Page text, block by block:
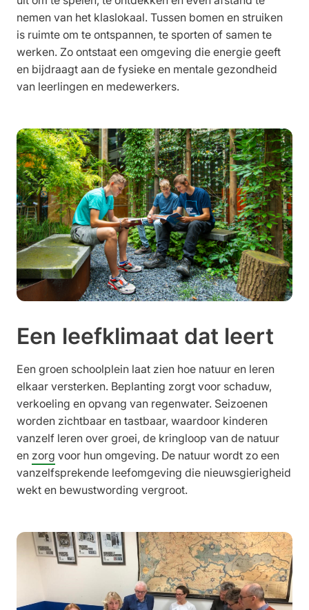
nemen van het klaslokaal. Tussen bomen en struiken
is ruimte om te ontspannen, te sporten of samen te
werken. Zo ontstaat een omgeving die energie geeft
en bijdraagt aan de fysieke en mentale gezondheid
van leerlingen en medewerkers.
Een leefklimaat dat leert
Een groen schoolplein laat zien hoe natuur en leren
elkaar versterken. Beplanting zorgt voor schaduw,
verkoeling en opvang van regenwater. Seizoenen
worden zichtbaar en tastbaar, waardoor kinderen
vanzelf leren over groei, de kringloop van de natuur
en zorg voor hun omgeving. De natuur wordt zo een
vanzelfsprekende leefomgeving die nieuwsgierigheid
wekt en bewustwording vergroot.